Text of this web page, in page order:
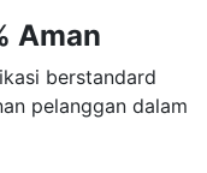
Aman
berstandard
pelanggan dalam